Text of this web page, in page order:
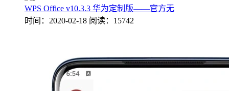
WPS Office v10.3.3 华为定制版——官方无
时间：2020-02-18 阅读：15742